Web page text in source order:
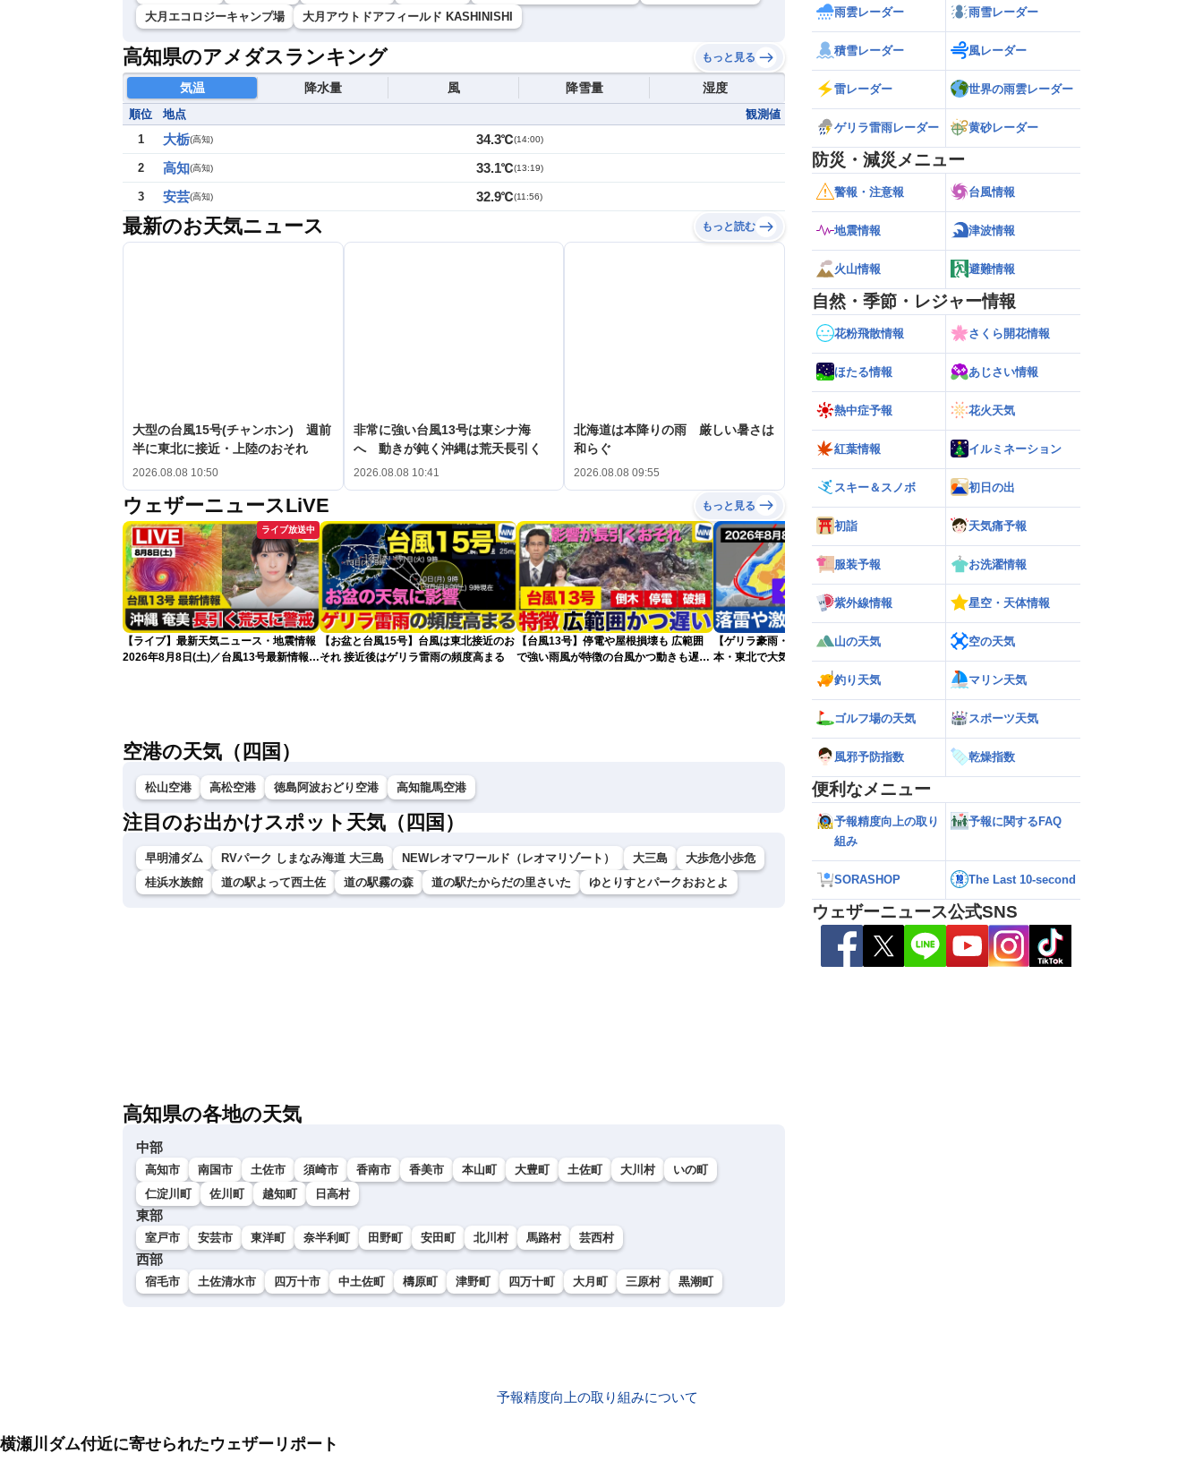
大月エコロジーキャンプ場
大月アウトドアフィールド KASHINISHI
高知県のアメダスランキング もっと見る
気温 降水量 風 降雪量 湿度
順位 地点
観測値
1
大栃(高知) 34.3℃(14:00)
2 高知(高知) 33.1℃(13:19)
3 安芸(高知) 32.9℃(11:56)
最新のお天気ニュース もっと読む
大型の台風15号(チャンホン) 週前
半に東北に接近・上陸のおそれ
2026.08.08 10:50
非常に強い台風13号は東シナ海
へ 動きが鈍く沖縄は荒天長引く
2026.08.08 10:41
北海道は本降りの雨 厳しい暑さは
和らぐ
2026.08.08 09:55
ウェザーニュースLiVE もっと見る
ライブ放送中
【ライブ】最新天気ニュース・地震情報
2026年8月8日(土)／台風13号最新情報
【お盆と台風15号】台風は東北接近のお
それ 接近後はゲリラ雷雨の頻度高まる
【台風13号】停電や屋根損壊も 広範囲
で強い雨風が特徴の台風かつ動きも遅く
【ゲリラ豪雨・落雷警戒】午後は東日
本・東北で大気の状態が非常に不安定に
【台風13号 2026】台風離れてもスパイ
空港の天気（四国）
松山空港 高松空港 徳島阿波おどり空港 高知龍馬空港
注目のお出かけスポット天気（四国）
早明浦ダム RVパーク しまなみ海道 大三島 NEWレオマワールド（レオマリゾート） 大三島
大歩危小歩危
桂浜水族館
道の駅よって西土佐 道の駅霧の森 道の駅たからだの里さいた ゆとりすとパークおおとよ
高知県の各地の天気
中部
高知市 南国市 土佐市 須崎市 香南市 香美市 本山町 大豊町 土佐町 大川村
いの町
仁淀川町
佐川町 越知町 日高村
東部
室戸市 安芸市 東洋町 奈半利町 田野町 安田町 北川村 馬路村 芸西村
西部
宿毛市 土佐清水市 四万十市 中土佐町 檮原町 津野町 四万十町 大月町 三原村 黒潮町
雨雲レーダー 雨雪レーダー
積雪レーダー 風レーダー
雷レーダー 世界の雨雲レーダー
ゲリラ雷雨レーダー 黄砂レーダー
防災・減災メニュー
警報・注意報 台風情報
地震情報 津波情報
火山情報 避難情報
自然・季節・レジャー情報
花粉飛散情報 さくら開花情報
ほたる情報 あじさい情報
熱中症予報 花火天気
紅葉情報 イルミネーション
スキー＆スノボ 初日の出
初詣 天気痛予報
服装予報 お洗濯情報
紫外線情報 星空・天体情報
山の天気 空の天気
釣り天気 マリン天気
ゴルフ場の天気 スポーツ天気
風邪予防指数 乾燥指数
便利なメニュー
予報精度向上の取り
組み
予報に関するFAQ
SORASHOP The Last 10-second
ウェザーニュース公式SNS
予報精度向上の取り組みについて
横瀬川ダム付近に寄せられたウェザーリポート